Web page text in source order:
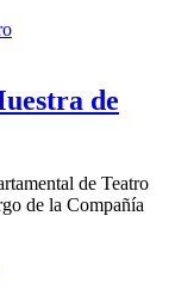
de
de Teatro
de la Compañía